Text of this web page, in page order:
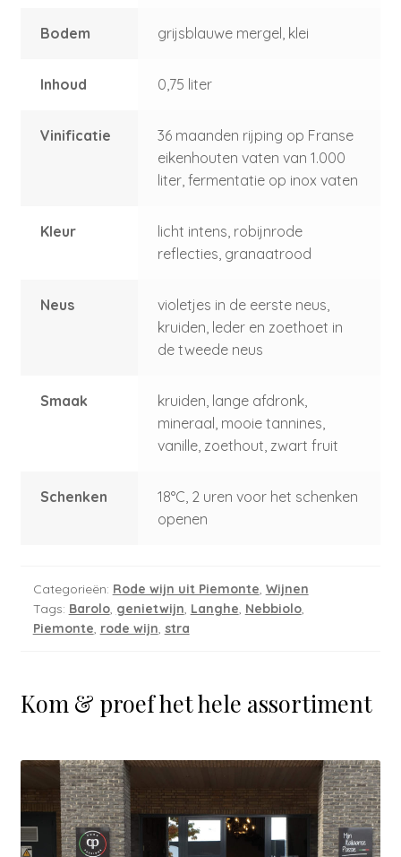
Bodem grijsblauwe mergel, klei
Inhoud 0,75 liter
Vinificatie
36 maanden rijping op Franse
eikenhouten vaten van 1.000
liter, fermentatie op inox vaten
Kleur
licht intens, robijnrode
reflecties, granaatrood
Neus
violetjes in de eerste neus,
kruiden, leder en zoethoet in
de tweede neus
Smaak
kruiden, lange afdronk,
mineraal, mooie tannines,
vanille, zoethout, zwart fruit
Schenken
18°C, 2 uren voor het schenken
openen
Categorieën: Rode wijn uit Piemonte, Wijnen
Tags: Barolo, genietwijn, Langhe, Nebbiolo,
Piemonte, rode wijn, stra
Kom & proef het hele assortiment